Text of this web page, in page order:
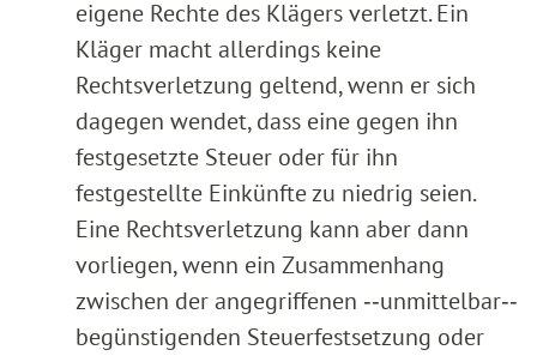
eigene Rechte des Klägers verletzt. Ein
Kläger macht allerdings keine
Rechtsverletzung geltend, wenn er sich
dagegen wendet, dass eine gegen ihn
festgesetzte Steuer oder für ihn
festgestellte Einkünfte zu niedrig seien.
Eine Rechtsverletzung kann aber dann
vorliegen, wenn ein Zusammenhang
zwischen der angegriffenen ‑‑unmittelbar‑‑
begünstigenden Steuerfestsetzung oder